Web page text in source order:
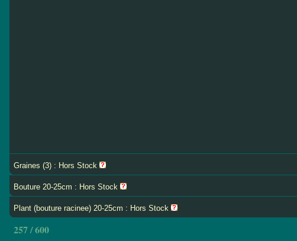
Graines (3) : Hors Stock
Bouture 20-25cm : Hors Stock
Plant (bouture racinee) 20-25cm : Hors Stock
257 / 600